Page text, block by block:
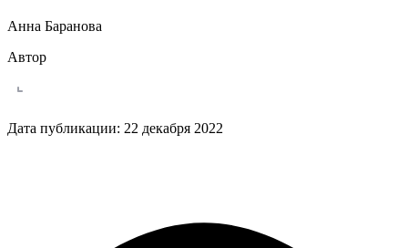
Анна Баранова
Автор
Дата публикации: 22 декабря 2022